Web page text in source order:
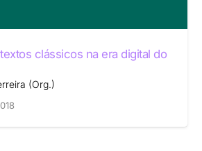
clássicos na era digital do
(Org.)